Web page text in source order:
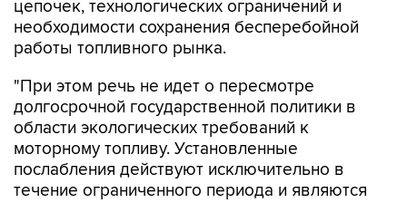
цепочек, технологических ограничений и
необходимости сохранения бесперебойной
работы топливного рынка.
"При этом речь не идет о пересмотре
долгосрочной государственной политики в
области экологических требований к
моторному топливу. Установленные
послабления действуют исключительно в
течение ограниченного периода и являются